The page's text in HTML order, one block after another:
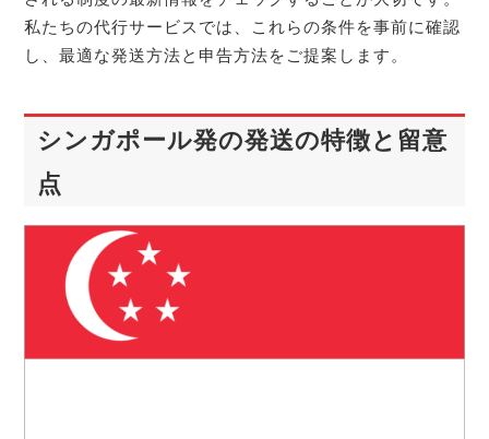
私たちの代行サービスでは、これらの条件を事前に確認
し、最適な発送方法と申告方法をご提案します。
シンガポール発の発送の特徴と留意
点